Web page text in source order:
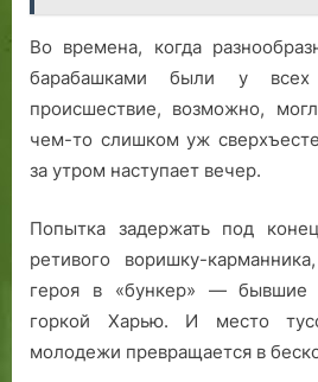
Во времена, когда
барабашками были у
происшествие, возможно,
чем-то слишком уж
за утром наступает вечер.
Попытка задержать под
ретивого воришку-
героя в «бункер» — бывшие
горкой Харью. И место
молодежи превращается в